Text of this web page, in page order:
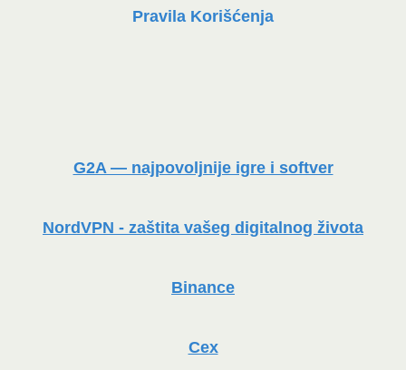
Pravila Korišćenja
G2A — najpovoljnije igre i softver
NordVPN - zaštita vašeg digitalnog života
Binance
Cex